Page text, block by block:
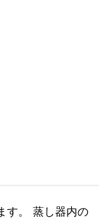
す。 蒸し器内の